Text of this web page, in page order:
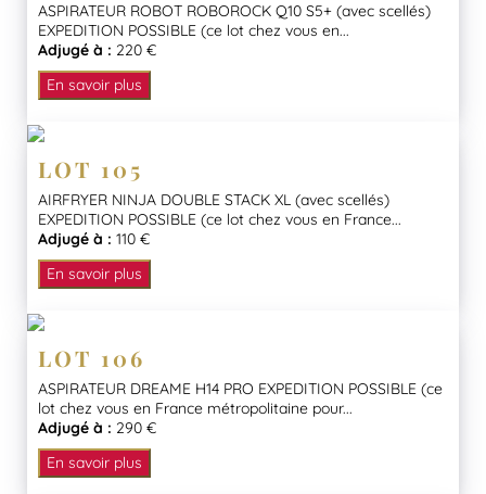
ASPIRATEUR ROBOT ROBOROCK Q10 S5+ (avec scellés)
EXPEDITION POSSIBLE (ce lot chez vous en...
Adjugé à : 220 €
En savoir plus
LOT 105
AIRFRYER NINJA DOUBLE STACK XL (avec scellés)
EXPEDITION POSSIBLE (ce lot chez vous en France...
Adjugé à : 110 €
En savoir plus
LOT 106
ASPIRATEUR DREAME H14 PRO EXPEDITION POSSIBLE (ce
lot chez vous en France métropolitaine pour...
Adjugé à : 290 €
En savoir plus